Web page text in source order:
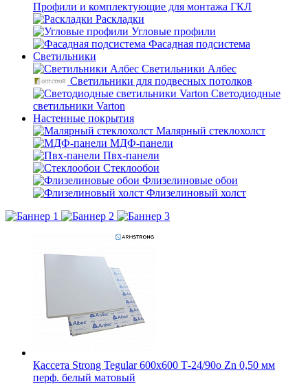
Профили и комплектующие для монтажа ГКЛ
Раскладки
Угловые профили
Фасадная подсистема
Светильники
Светильники Албес
Светильники для подвесных потолков
Светодиодные
светильники Varton
Настенные покрытия
Малярный стеклохолст
МДФ-панели
Пвх-панели
Стеклообои
Флизелиновые обои
Флизелиновый холст
Кассета Strong Tegular 600х600 Т-24/90о Zn 0,50 мм
перф. белый матовый